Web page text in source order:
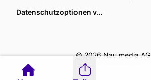
Datenschutzoptionen verwalten
© 2026 Nau media AG